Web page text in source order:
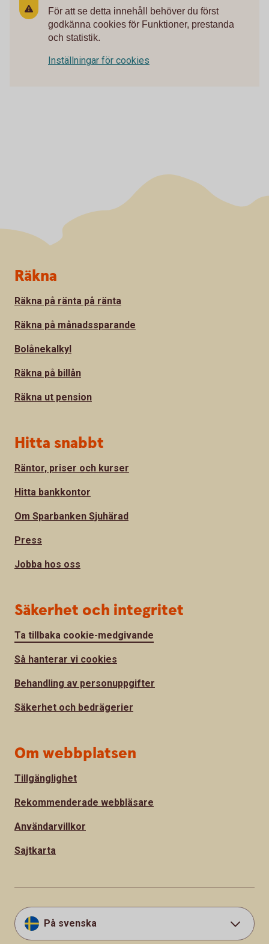
För att se detta innehåll behöver du först
godkänna cookies för Funktioner, prestanda
och statistik.
Inställningar för cookies
Sidfot
Räkna
Räkna på ränta på ränta
Räkna på månadssparande
Bolånekalkyl
Räkna på billån
Räkna ut pension
Hitta snabbt
Räntor, priser och kurser
Hitta bankkontor
Om Sparbanken Sjuhärad
Press
Jobba hos oss
Säkerhet och integritet
Ta tillbaka cookie-medgivande
Så hanterar vi cookies
Behandling av personuppgifter
Säkerhet och bedrägerier
Om webbplatsen
Tillgänglighet
Rekommenderade webbläsare
Användarvillkor
Sajtkarta
På svenska